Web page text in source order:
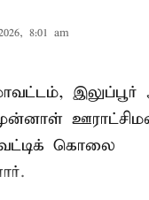
8:01 am
இலுப்பூர்
முன்னாள்
கொலை